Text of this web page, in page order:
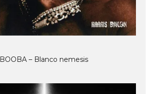
BOOBA – Blanco nemesis